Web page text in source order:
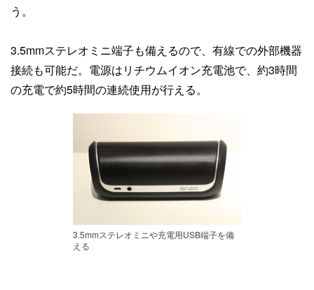
う。
3.5mmステレオミニ端子も備えるので、有線での外部機器
接続も可能だ。電源はリチウムイオン充電池で、約3時間
の充電で約5時間の連続使用が行える。
3.5mmステレオミニや充電用USB端子を備
える